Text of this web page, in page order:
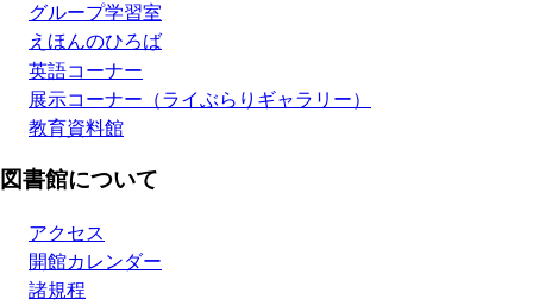
グループ学習室
えほんのひろば
英語コーナー
展示コーナー（ライぶらりギャラリー）
教育資料館
図書館について
アクセス
開館カレンダー
諸規程